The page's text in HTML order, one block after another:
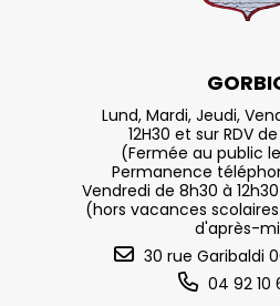
Lund, Mardi, Jeudi,
12H30 et sur RDV de
(Fermée au public
Permanence
Vendredi de 8h30 à 12h30
(hors vacances
d'après-
30 rue Garibaldi
04 92 10